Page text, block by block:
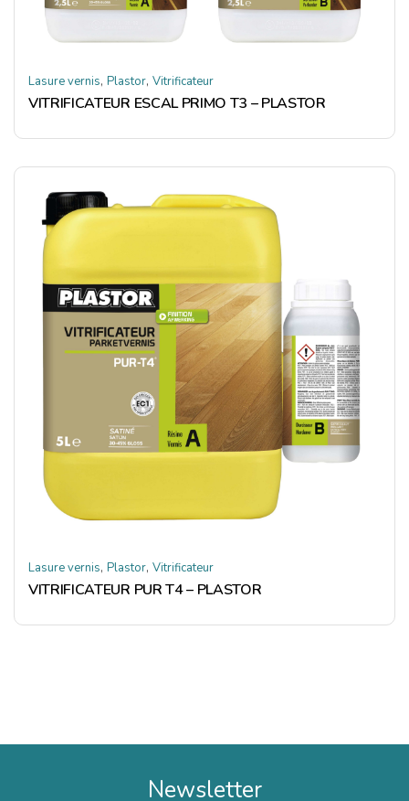
Lasure vernis, Plastor, Vitrificateur
VITRIFICATEUR ESCAL PRIMO T3 – PLASTOR
Lasure vernis, Plastor, Vitrificateur
VITRIFICATEUR PUR T4 – PLASTOR
Newsletter